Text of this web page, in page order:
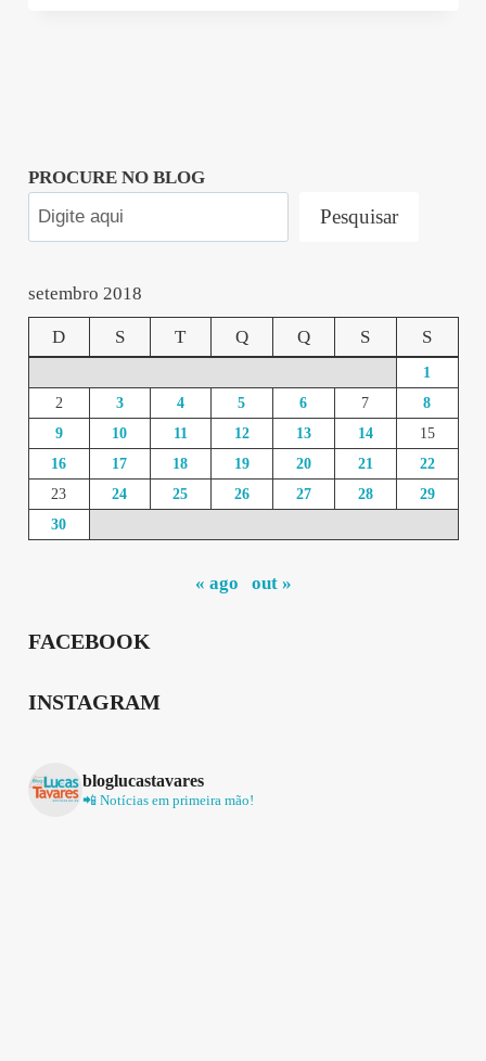
PROCURE NO BLOG
Pesquisar
setembro 2018
D S T Q Q S S
1
2
3 4 5 6 7
8
9
10 11 12 13 14
15
16
17 18 19 20 21
22
23
24 25 26 27 28
29
30
« ago out »
FACEBOOK
INSTAGRAM
bloglucastavares
📲 Notícias em primeira mão!